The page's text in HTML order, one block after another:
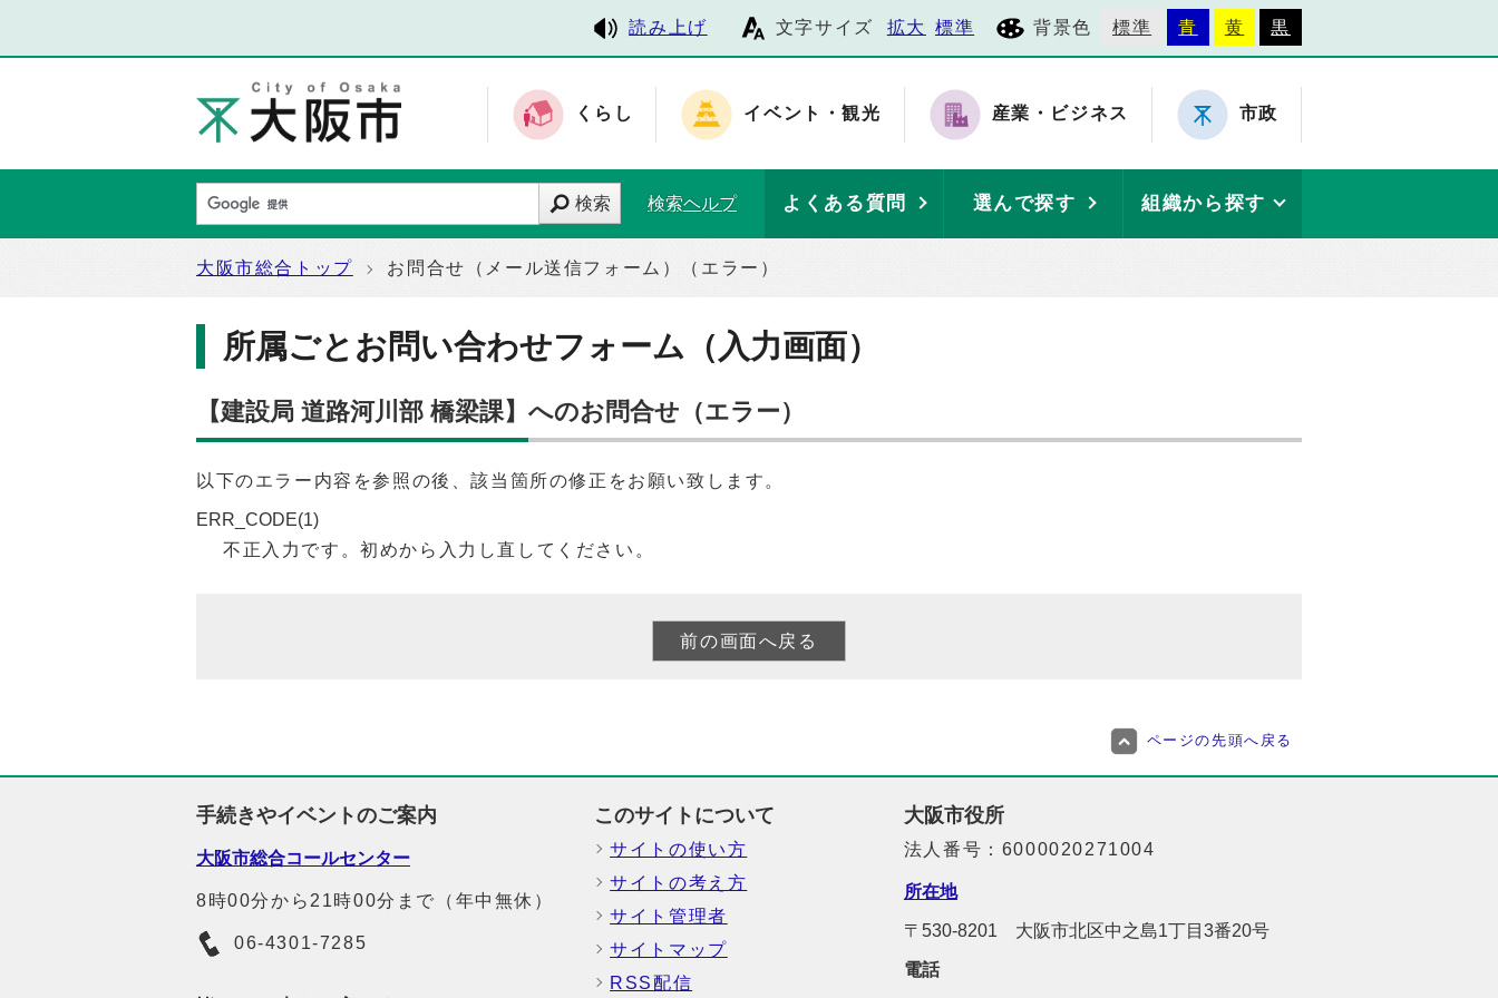
読み上げ 文字サイズ 拡大 標準 背景色 標準 青 黄 黒
くらし イベント・観光 産業・ビジネス 市政
検索 検索ヘルプ よくある質問 選んで探す 組織から探す
大阪市総合トップ お問合せ（メール送信フォーム）（エラー）
所属ごとお問い合わせフォーム（入力画面）
【建設局 道路河川部 橋梁課】へのお問合せ（エラー）
以下のエラー内容を参照の後、該当箇所の修正をお願い致します。
ERR_CODE(1)
不正入力です。初めから入力し直してください。
ページの先頭へ戻る
手続きやイベントのご案内
大阪市総合コールセンター
8時00分から21時00分まで（年中無休）
06-4301-7285
このサイトについて
サイトの使い方
サイトの考え方
サイト管理者
サイトマップ
RSS配信
大阪市役所
法人番号：6000020271004
所在地
〒530-8201 大阪市北区中之島1丁目3番20号
電話